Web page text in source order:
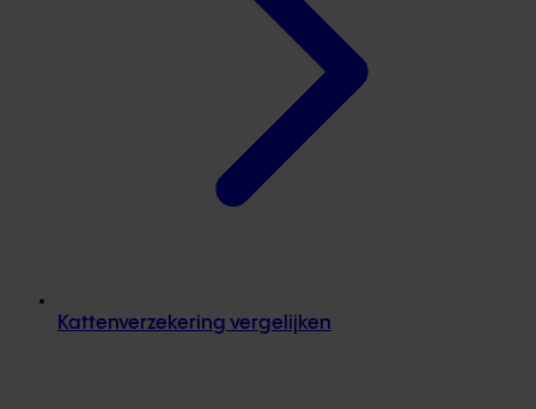
Kattenverzekering vergelijken